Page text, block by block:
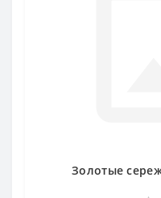
Золотые